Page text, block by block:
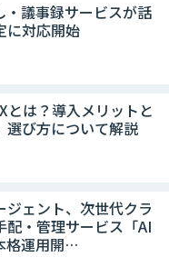
・議事録サービスが話
に対応開始
とは？導入メリットと
選び方について解説
ジェント、次世代クラ
配・管理サービス「AI
格運用開…